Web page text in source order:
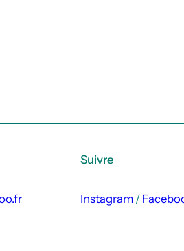
Suivre
Instagram/